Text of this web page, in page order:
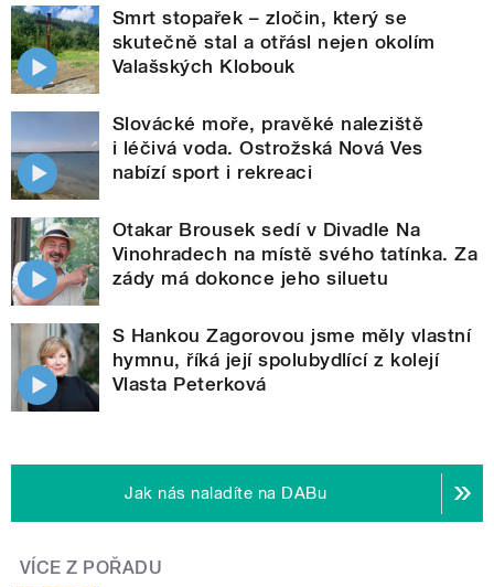
Smrt stopařek – zločin, který se
skutečně stal a otřásl nejen okolím
Valašských Klobouk
Slovácké moře, pravěké naleziště
i léčivá voda. Ostrožská Nová Ves
nabízí sport i rekreaci
Otakar Brousek sedí v Divadle Na
Vinohradech na místě svého tatínka. Za
zády má dokonce jeho siluetu
S Hankou Zagorovou jsme měly vlastní
hymnu, říká její spolubydlící z kolejí
Vlasta Peterková
Jak nás naladíte na DABu
VÍCE Z POŘADU